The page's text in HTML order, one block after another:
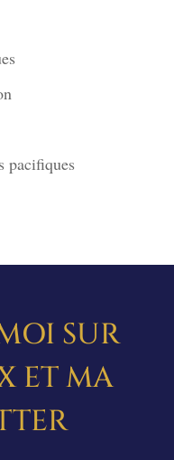
pacifiques
SUR
ET MA